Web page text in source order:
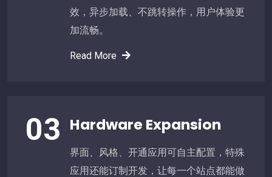
效，异步加载、不跳转操作，用户体验更
加流畅。
Read More
03 Hardware Expansion
界面、风格、开通应用可自主配置，特殊
应用还能订制开发，让每一个站点都能做